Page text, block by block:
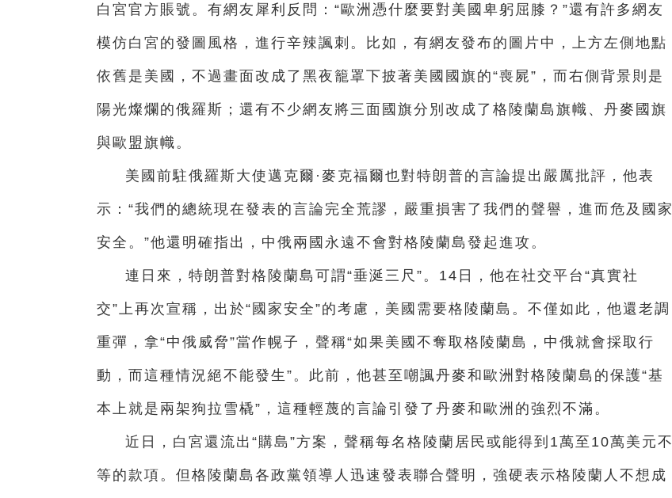
白宮官方賬號。有網友犀利反問：“歐洲憑什麼要對美國卑躬屈膝？”還有許多網友
模仿白宮的發圖風格，進行辛辣諷刺。比如，有網友發布的圖片中，上方左側地點
依舊是美國，不過畫面改成了黑夜籠罩下披著美國國旗的“喪屍”，而右側背景則是
陽光燦爛的俄羅斯；還有不少網友將三面國旗分別改成了格陵蘭島旗幟、丹麥國旗
與歐盟旗幟。
美國前駐俄羅斯大使邁克爾·麥克福爾也對特朗普的言論提出嚴厲批評，他表
示：“我們的總統現在發表的言論完全荒謬，嚴重損害了我們的聲譽，進而危及國家
安全。”他還明確指出，中俄兩國永遠不會對格陵蘭島發起進攻。
連日來，特朗普對格陵蘭島可謂“垂涎三尺”。14日，他在社交平台“真實社
交”上再次宣稱，出於“國家安全”的考慮，美國需要格陵蘭島。不僅如此，他還老調
重彈，拿“中俄威脅”當作幌子，聲稱“如果美國不奪取格陵蘭島，中俄就會採取行
動，而這種情況絕不能發生”。此前，他甚至嘲諷丹麥和歐洲對格陵蘭島的保護“基
本上就是兩架狗拉雪橇”，這種輕蔑的言論引發了丹麥和歐洲的強烈不滿。
近日，白宮還流出“購島”方案，聲稱每名格陵蘭居民或能得到1萬至10萬美元不
等的款項。但格陵蘭島各政黨領導人迅速發表聯合聲明，強硬表示格陵蘭人不想成